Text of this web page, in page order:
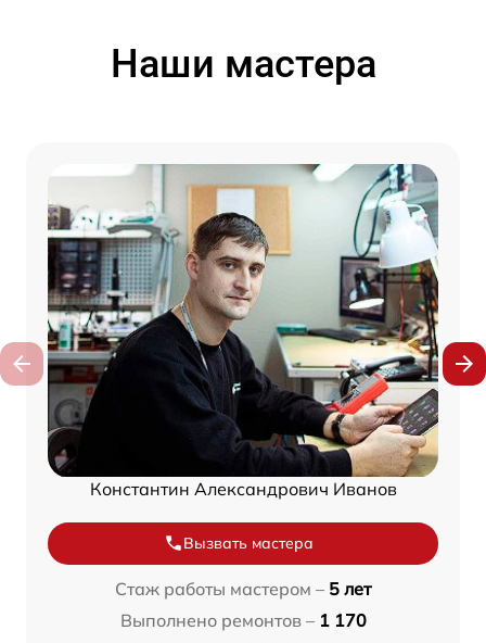
Наши мастера
Константин Александрович Иванов
Вызвать мастера
Стаж работы мастером – 5 лет
Выполнено ремонтов – 1 170